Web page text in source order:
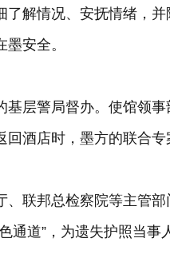
解情况、安抚情绪，
安全。
层警局督办。使馆领
酒店时，墨方的联合专
联邦总检察院等主管
通道”，为遗失护照当事